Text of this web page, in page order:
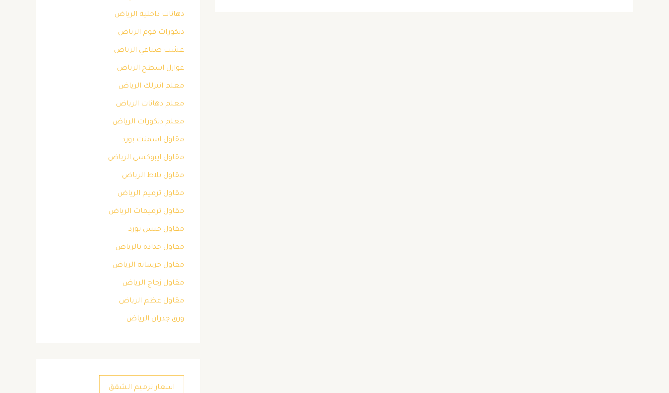
دهانات داخلية الرياض
ديكورات فوم الرياض
عشب صناعي الرياض
عوازل اسطح الرياض
معلم انترلك الرياض
معلم دهانات الرياض
معلم ديكورات الرياض
مقاول اسمنت بورد
مقاول ايبوكسي الرياض
مقاول بلاط الرياض
مقاول ترميم الرياض
مقاول ترميمات الرياض
مقاول جبس بورد
مقاول حداده بالرياض
مقاول خرسانه الرياض
مقاول زجاج الرياض
مقاول عظم الرياض
ورق جدران الرياض
اسعار ترميم الشقق